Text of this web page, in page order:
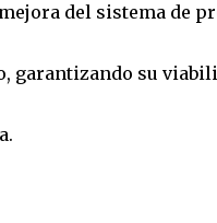
del sistema de
garantizando su